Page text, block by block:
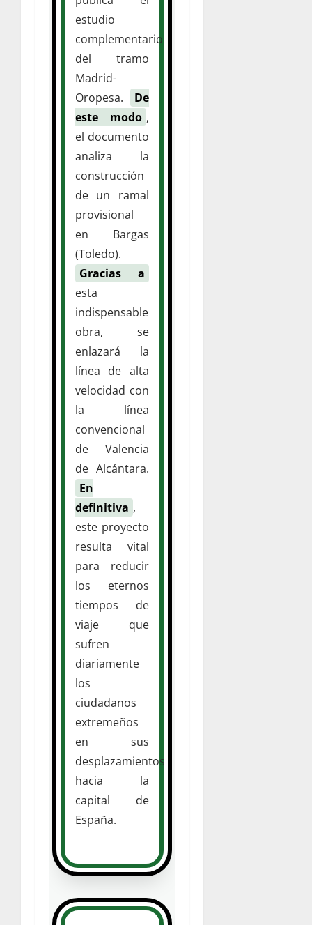
estudio
complementario
del tramo
Madrid-
Oropesa.
De
este modo ,
el documento
analiza la
construcción
de un ramal
provisional
en Bargas
(Toledo).
Gracias a
esta
indispensable
obra, se
enlazará la
línea de alta
velocidad con
la línea
convencional
de Valencia
de Alcántara.
En
definitiva ,
este proyecto
resulta vital
para reducir
los eternos
tiempos de
viaje que
sufren
diariamente
los
ciudadanos
extremeños
en sus
desplazamientos
hacia la
capital de
España.